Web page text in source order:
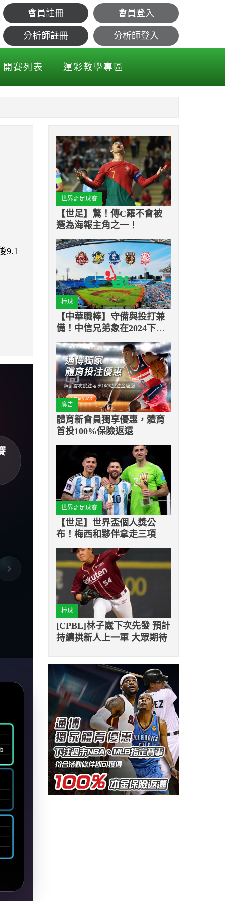
！會員註冊 會員登入
分析師註冊 分析師登入
開賽列表 運彩教學專區
9.1
世界盃足球賽
【世足】驚！傳C羅不會被
選為海報主角之一！
棒球
【中華職棒】守備與投打兼
備！中信兄弟象在2024下半
季中華職棒中一枝獨秀
廣告
體育新會員獨享優惠，體育
首投100%保險返還
世界盃足球賽
【世足】世界盃個人獎公
布！梅西和夥伴拿走三項
棒球
[CPBL]林子崴下次先發 預計
持續拱新人上一軍 大眾期待